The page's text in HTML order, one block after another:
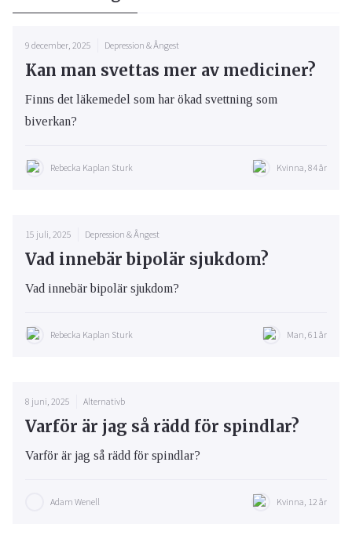
9 december, 2025 Depression & Ångest
Kan man svettas mer av mediciner?
Finns det läkemedel som har ökad svettning som
biverkan?
Rebecka Kaplan Sturk Kvinna, 84 år
15 juli, 2025 Depression & Ångest
Vad innebär bipolär sjukdom?
Vad innebär bipolär sjukdom?
Rebecka Kaplan Sturk Man, 61 år
8 juni, 2025 Alternativb
Varför är jag så rädd för spindlar?
Varför är jag så rädd för spindlar?
Adam Wenell Kvinna, 12 år